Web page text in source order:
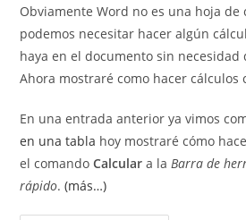
entrada:
entrada:
Obviamente Word no es una hoja de
podemos necesitar hacer algún
haya en el documento sin
Ahora mostraré como hacer cálculos
En una entrada anterior ya vimos
en una tabla hoy mostraré cómo
el comandoCalcular a laBarra de
rápido.(más…)